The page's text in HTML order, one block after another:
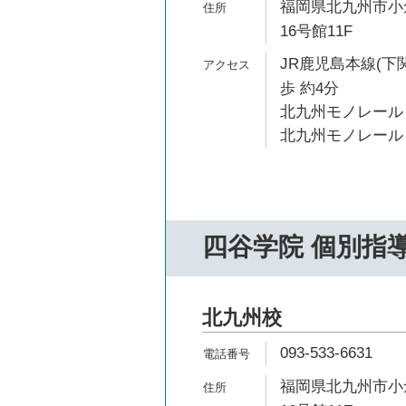
福岡県北九州市
16号館11F
JR鹿児島本線(下
歩 約4分
北九州モノレー
北九州モノレー
四谷学院 個別指
北九州校
093-533-6631
福岡県北九州市